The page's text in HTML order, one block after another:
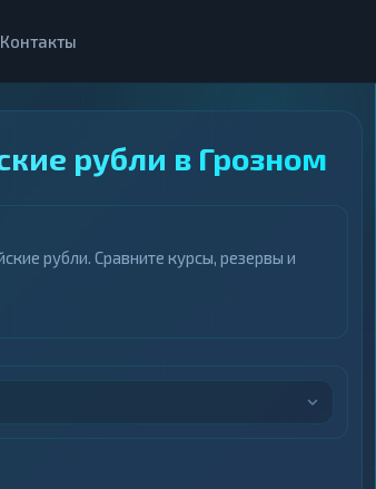
Контакты
рубли в Грозном
рубли. Сравните курсы, резервы и